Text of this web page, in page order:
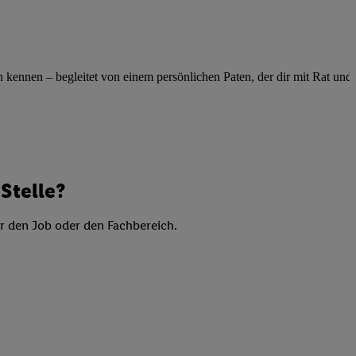
– begleitet von einem persönlichen Paten, der dir mit Rat und
Job oder den Fachbereich.
Quellen,
Analyse
Verwendung
von Profilen